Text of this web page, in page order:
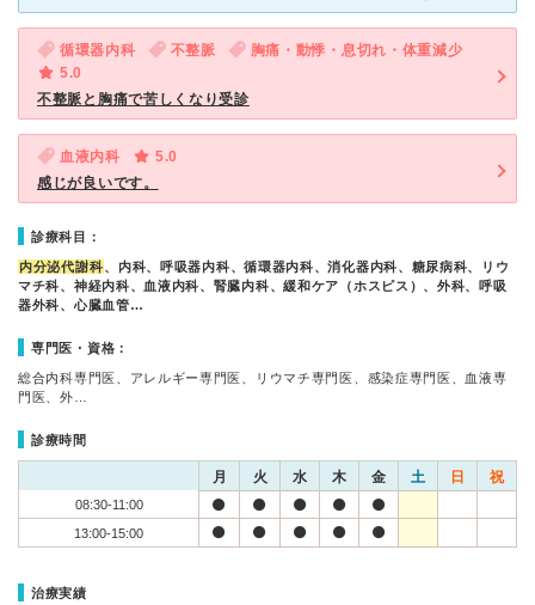
循環器内科 不整脈
胸痛・動悸・息切れ・体重減少
5.0
不整脈と胸痛で苦しくなり受診
血液内科
5.0
感じが良いです。
診療科目：
内分泌代謝科、内科、呼吸器内科、循環器内科、消化器内科、糖尿病科、リウ
マチ科、神経内科、血液内科、腎臓内科、緩和ケア（ホスピス）、外科、呼吸
器外科、心臓血管…
専門医・資格：
総合内科専門医、アレルギー専門医、リウマチ専門医、感染症専門医、血液専
門医、外…
診療時間
月 火 水 木 金 土 日 祝
08:30-11:00
13:00-15:00
治療実績